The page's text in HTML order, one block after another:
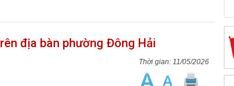
địa bàn phường Đông Hải
11/05/2026